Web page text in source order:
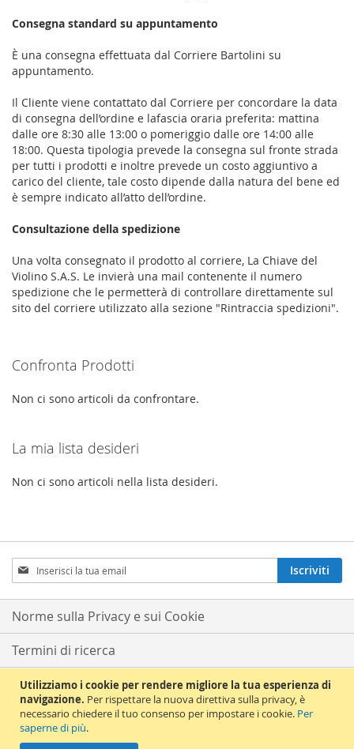
Utilizziamo i cookie per rendere migliore la tua esperienza di
navigazione. Per rispettare la nuova direttiva sulla privacy, è
necessario chiedere il tuo consenso per impostare i cookie. Per
saperne di più.
Consegna standard su appuntamento
È una consegna effettuata dal Corriere Bartolini su
appuntamento.
Il Cliente viene contattato dal Corriere per concordare la data
di consegna dell’ordine e lafascia oraria preferita: mattina
dalle ore 8:30 alle 13:00 o pomeriggio dalle ore 14:00 alle
18:00. Questa tipologia prevede la consegna sul fronte strada
per tutti i prodotti e inoltre prevede un costo aggiuntivo a
carico del cliente, tale costo dipende dalla natura del bene ed
è sempre indicato all’atto dell’ordine.
Consultazione della spedizione
Una volta consegnato il prodotto al corriere, La Chiave del
Violino S.A.S. Le invierà una mail contenente il numero
spedizione che le permetterà di controllare direttamente sul
sito del corriere utilizzato alla sezione "Rintraccia spedizioni".
Confronta Prodotti
Non ci sono articoli da confrontare.
La mia lista desideri
Non ci sono articoli nella lista desideri.
Iscriviti
alla
nostra
Newsletter:
Iscriviti
Norme sulla Privacy e sui Cookie
Termini di ricerca
Ricerca avanzata
Ordini e resi